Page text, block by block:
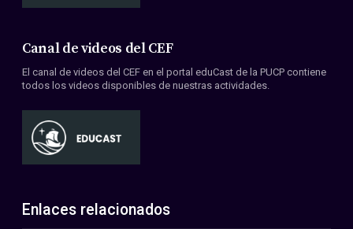
Canal de videos del CEF
El canal de videos del CEF en el portal eduCast de la PUCP contiene
todos los videos disponibles de nuestras actividades.
Enlaces relacionados